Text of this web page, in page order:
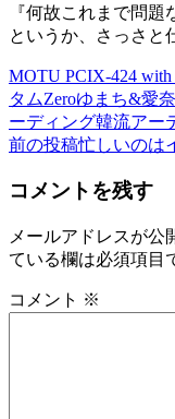
『何故これまで問
というか、さっさと
MOTU PCIX-424 with
タムZeroゆまち&愛奈
ーディング韓流アー
投
稿
ビ
ゲ
前の投稿忙しいのは
コメントを残す
メールアドレスが公
ている欄は必須項目
コメント ※